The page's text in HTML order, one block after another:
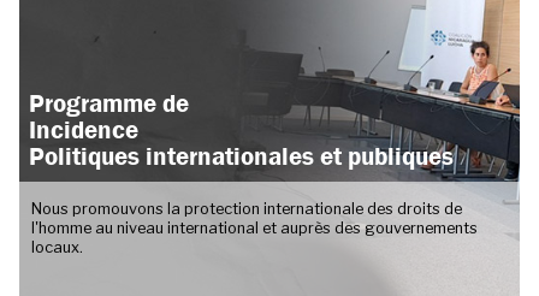
Programme de
Incidence
Politiques internationales et publiques
Nous promouvons la protection internationale des droits de
l'homme au niveau international et auprès des gouvernements
locaux.